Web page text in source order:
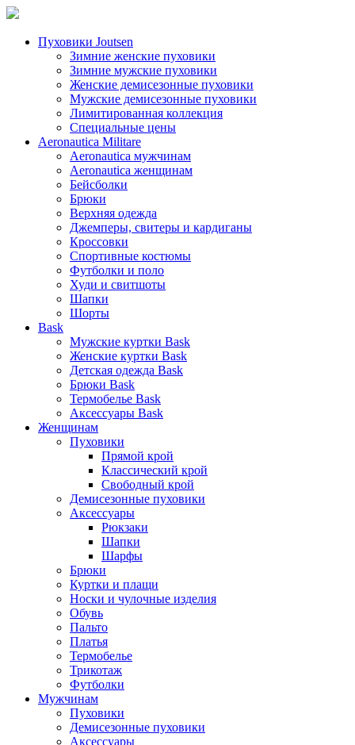
Пуховики Joutsen
Зимние женские пуховики
Зимние мужские пуховики
Женские демисезонные пуховики
Мужские демисезонные пуховики
Лимитированная коллекция
Специальные цены
Aeronautica Militare
Aeronautica мужчинам
Aeronautica женщинам
Бейсболки
Брюки
Верхняя одежда
Джемперы, свитеры и кардиганы
Кроссовки
Спортивные костюмы
Футболки и поло
Худи и свитшоты
Шапки
Шорты
Bask
Мужские куртки Bask
Женские куртки Bask
Детская одежда Bask
Брюки Bask
Термобелье Bask
Аксессуары Bask
Женщинам
Пуховики
Прямой крой
Классический крой
Свободный крой
Демисезонные пуховики
Аксессуары
Рюкзаки
Шапки
Шарфы
Брюки
Куртки и плащи
Носки и чулочные изделия
Обувь
Пальто
Платья
Термобелье
Трикотаж
Футболки
Мужчинам
Пуховики
Демисезонные пуховики
Аксессуары